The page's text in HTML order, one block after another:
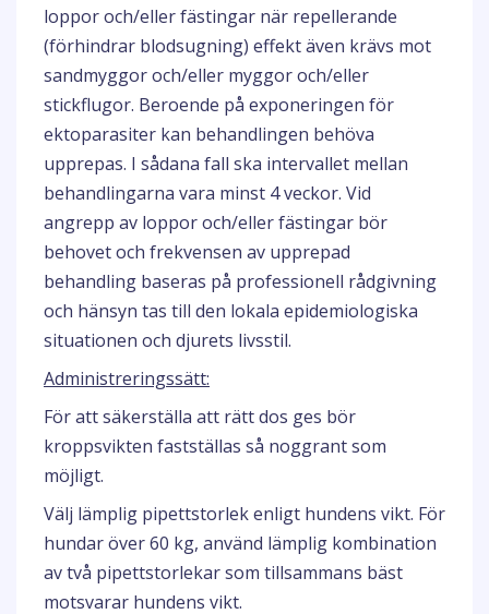
loppor och/eller fästingar när repellerande
(förhindrar blodsugning) effekt även krävs mot
sandmyggor och/eller myggor och/eller
stickflugor. Beroende på exponeringen för
ektoparasiter kan behandlingen behöva
upprepas. I sådana fall ska intervallet mellan
behandlingarna vara minst 4 veckor. Vid
angrepp av loppor och/eller fästingar bör
behovet och frekvensen av upprepad
behandling baseras på professionell rådgivning
och hänsyn tas till den lokala epidemiologiska
situationen och djurets livsstil.
Administreringssätt:
För att säkerställa att rätt dos ges bör
kroppsvikten fastställas så noggrant som
möjligt.
Välj lämplig pipettstorlek enligt hundens vikt. För
hundar över 60 kg, använd lämplig kombination
av två pipettstorlekar som tillsammans bäst
motsvarar hundens vikt.